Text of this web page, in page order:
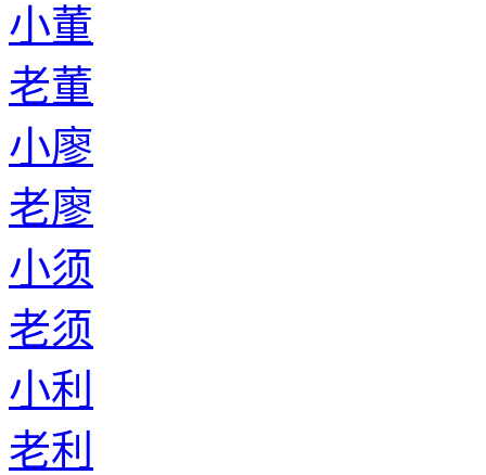
小董
老董
小廖
老廖
小须
老须
小利
老利